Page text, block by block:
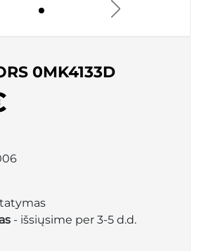
0MK4133D
- išsiųsime per 3-5 d.d.